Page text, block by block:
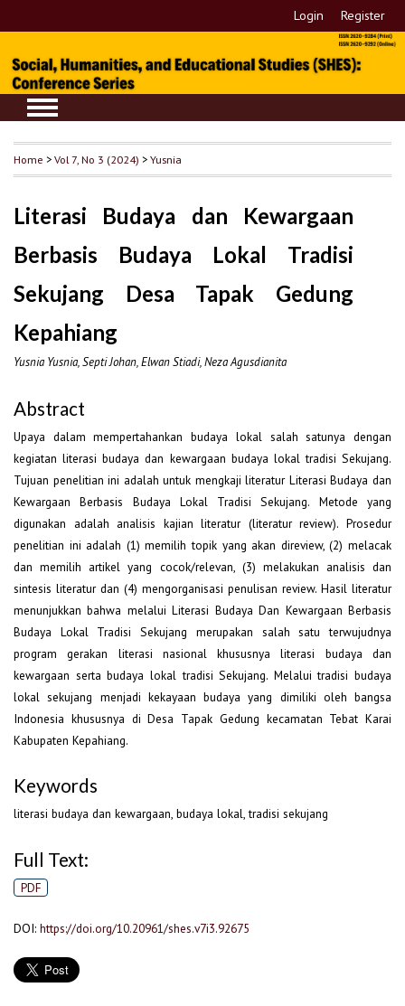
Login Register
Home >Vol 7, No 3 (2024) >Yusnia
Literasi Budaya dan Kewargaan
Berbasis Budaya Lokal Tradisi
Sekujang Desa Tapak Gedung
Kepahiang
Yusnia Yusnia, Septi Johan, Elwan Stiadi, Neza Agusdianita
Abstract
Upaya dalam mempertahankan budaya lokal salah satunya dengan
kegiatan literasi budaya dan kewargaan budaya lokal tradisi Sekujang.
Tujuan penelitian ini adalah untuk mengkaji literatur Literasi Budaya dan
Kewargaan Berbasis Budaya Lokal Tradisi Sekujang. Metode yang
digunakan adalah analisis kajian literatur (literatur review). Prosedur
penelitian ini adalah (1) memilih topik yang akan direview, (2) melacak
dan memilih artikel yang cocok/relevan, (3) melakukan analisis dan
sintesis literatur dan (4) mengorganisasi penulisan review. Hasil literatur
menunjukkan bahwa melalui Literasi Budaya Dan Kewargaan Berbasis
Budaya Lokal Tradisi Sekujang merupakan salah satu terwujudnya
program gerakan literasi nasional khususnya literasi budaya dan
kewargaan serta budaya lokal tradisi Sekujang. Melalui tradisi budaya
lokal sekujang menjadi kekayaan budaya yang dimiliki oleh bangsa
Indonesia khususnya di Desa Tapak Gedung kecamatan Tebat Karai
Kabupaten Kepahiang.
Keywords
literasi budaya dan kewargaan, budaya lokal, tradisi sekujang
Full Text:
PDF
DOI: https://doi.org/10.20961/shes.v7i3.92675